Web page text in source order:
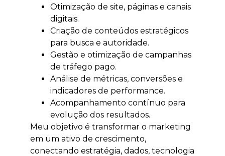
Otimização de site, páginas e canais
digitais.
Criação de conteúdos estratégicos
para busca e autoridade.
Gestão e otimização de campanhas
de tráfego pago.
Análise de métricas, conversões e
indicadores de performance.
Acompanhamento contínuo para
evolução dos resultados.
Meu objetivo é transformar o marketing
em um ativo de crescimento,
conectando estratégia, dados, tecnologia